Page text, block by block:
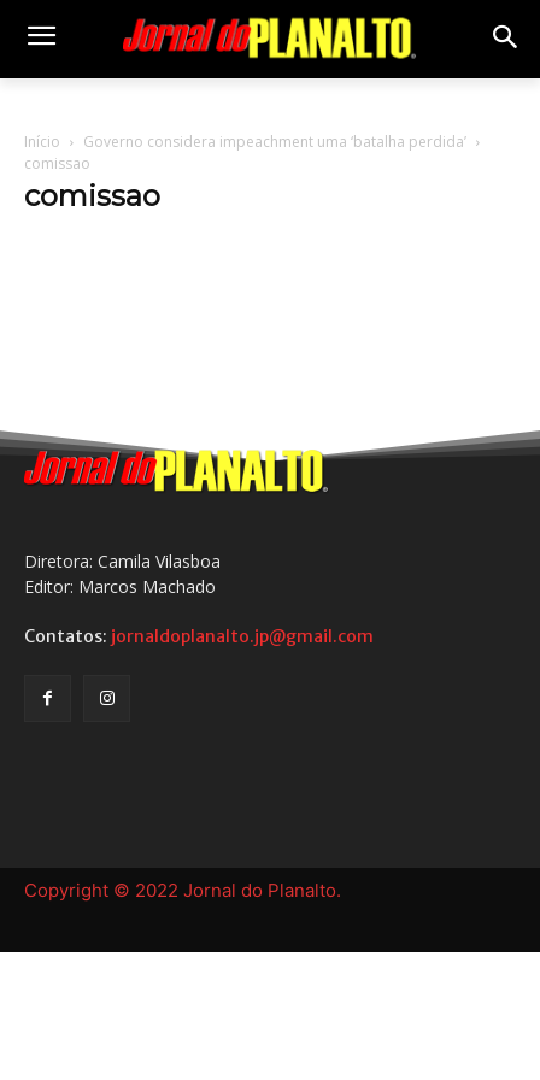
Início
Governo considera impeachment uma ‘batalha perdida’
comissao
comissao
Diretora: Camila Vilasboa
Editor: Marcos Machado
Contatos: jornaldoplanalto.jp@gmail.com
Copyright © 2022 Jornal do Planalto.